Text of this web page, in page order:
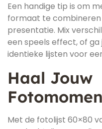
Een handige tip is om
formaat te
presentatie. Mix
een speels effect, of
identieke lijsten voor
Haal Jouw
Met de fotolijst 60×80